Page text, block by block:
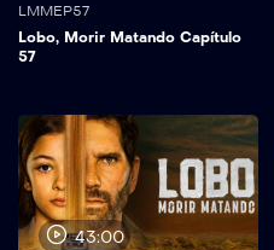
LMMEP57
Lobo, Morir Matando Capítulo
57
43:00